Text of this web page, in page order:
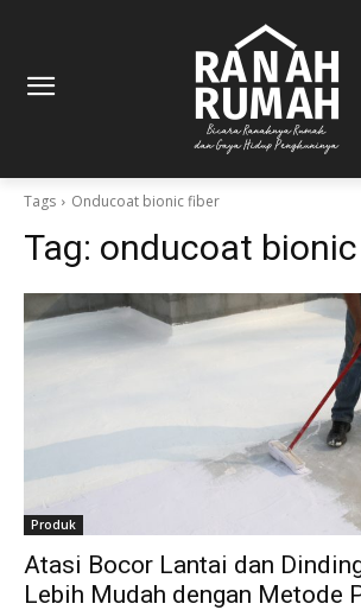
Tags Onducoat bionic fiber
Tag: onducoat
Produk
Atasi Bocor Lantai dan
Lebih Mudah dengan Metode